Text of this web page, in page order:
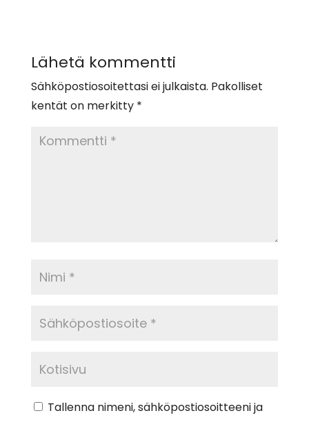
Lähetä kommentti
Sähköpostiosoitettasi ei julkaista. Pakolliset
kentät on merkitty *
Tallenna nimeni, sähköpostiosoitteeni ja